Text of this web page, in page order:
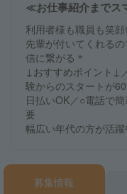
≪お仕事紹介までス
利用者様も職員も笑
先輩が付いてくれる
信に繋がる＊
↓おすすめポイント↓
験からのスタートが
日払いOK／○電話で
要
幅広い年代の方が活躍
募集情報